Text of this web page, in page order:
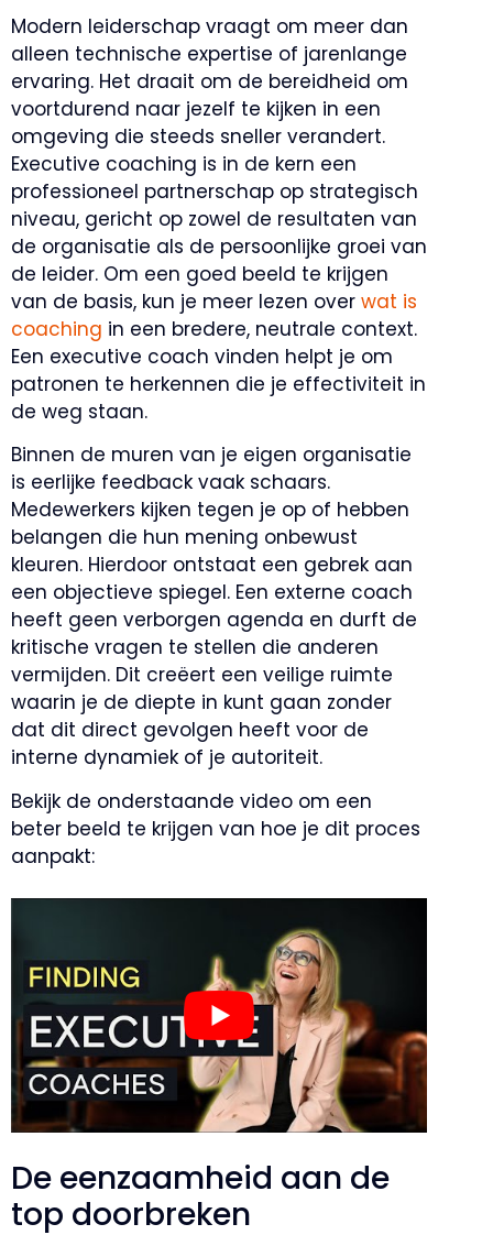
Modern leiderschap vraagt om meer dan
alleen technische expertise of jarenlange
ervaring. Het draait om de bereidheid om
voortdurend naar jezelf te kijken in een
omgeving die steeds sneller verandert.
Executive coaching is in de kern een
professioneel partnerschap op strategisch
niveau, gericht op zowel de resultaten van
de organisatie als de persoonlijke groei van
de leider. Om een goed beeld te krijgen
van de basis, kun je meer lezen over wat is
coaching in een bredere, neutrale context.
Een executive coach vinden helpt je om
patronen te herkennen die je effectiviteit in
de weg staan.
Binnen de muren van je eigen organisatie
is eerlijke feedback vaak schaars.
Medewerkers kijken tegen je op of hebben
belangen die hun mening onbewust
kleuren. Hierdoor ontstaat een gebrek aan
een objectieve spiegel. Een externe coach
heeft geen verborgen agenda en durft de
kritische vragen te stellen die anderen
vermijden. Dit creëert een veilige ruimte
waarin je de diepte in kunt gaan zonder
dat dit direct gevolgen heeft voor de
interne dynamiek of je autoriteit.
Bekijk de onderstaande video om een
beter beeld te krijgen van hoe je dit proces
aanpakt:
De eenzaamheid aan de
top doorbreken